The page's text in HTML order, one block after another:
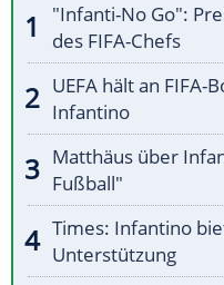
"Infanti-No Go":
des FIFA-Chefs
UEFA hält an FIFA-
Infantino
Matthäus über
Fußball"
Times: Infantino
Unterstützung